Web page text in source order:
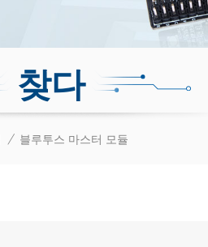
찾다
/ 블루투스 마스터 모듈